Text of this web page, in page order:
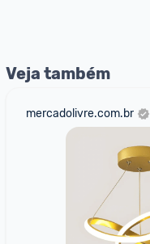
Veja também
mercadolivre.com.br